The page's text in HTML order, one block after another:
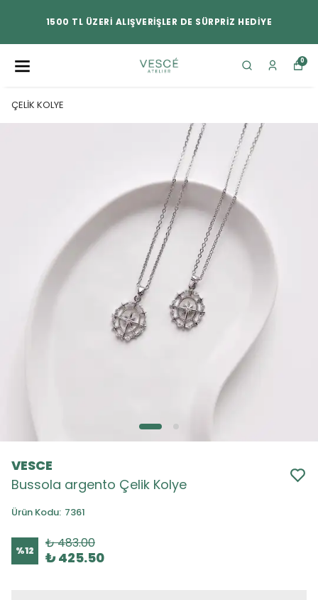
1500 TL ÜZERİ ALIŞVERİŞLER DE SÜRPRİZ HEDİYE
0
ÇELİK KOLYE
VESCE
Bussola argento Çelik Kolye
Ürün Kodu: 7361
%12 ₺ 483.00
₺ 425.50